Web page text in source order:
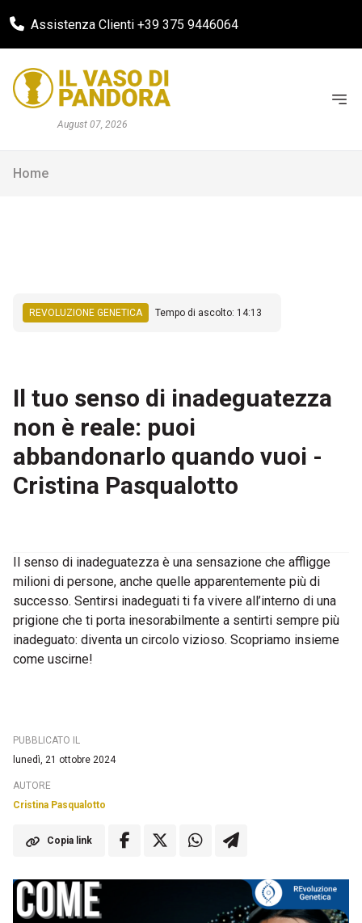
Assistenza Clienti +39 375 9446064
August 07, 2026
Home
REVOLUZIONE GENETICA Tempo di ascolto: 14:13
Il tuo senso di inadeguatezza
non è reale: puoi
abbandonarlo quando vuoi -
Cristina Pasqualotto
Il senso di inadeguatezza è una sensazione che affligge
milioni di persone, anche quelle apparentemente più di
successo. Sentirsi inadeguati ti fa vivere all’interno di una
prigione che ti porta inesorabilmente a sentirti sempre più
inadeguato: diventa un circolo vizioso. Scopriamo insieme
come uscirne!
PUBBLICATO IL
lunedì, 21 ottobre 2024
AUTORE
Cristina Pasqualotto
Copia link